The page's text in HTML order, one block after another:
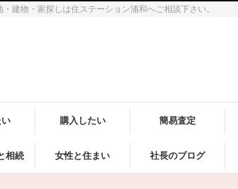
建物・家探しは住ステーション浦和へご相談下さい。
購入したい 簡易査定
相続 女性と住まい 社長のブログ